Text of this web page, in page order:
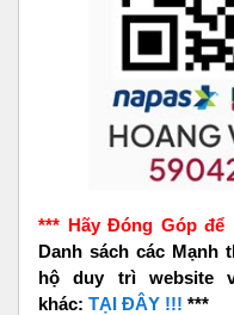
*** Hãy Đóng Góp để
Danh sách các Mạnh
hộ duy trì website
khác: TẠI ĐÂY !!! ***